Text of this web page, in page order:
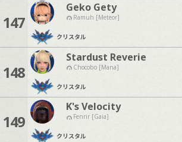
147
Geko Gety
Ramuh [Meteor]
クリスタル
148
Stardust Reverie
Chocobo [Mana]
クリスタル
149
K's Velocity
Fenrir [Gaia]
クリスタル